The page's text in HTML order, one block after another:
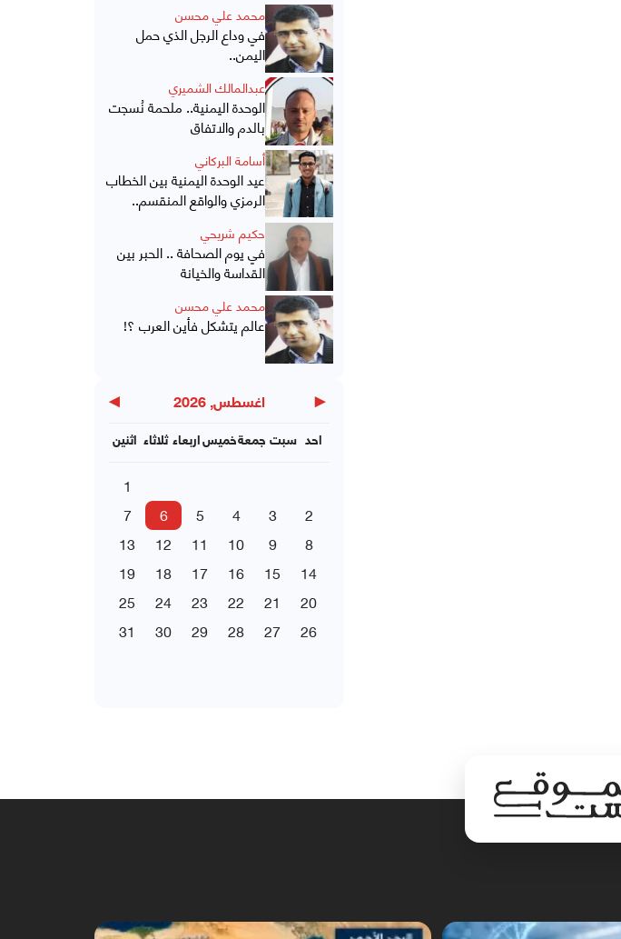
محمد علي محسن
في وداع الرجل الذي حمل
اليمن..
عبدالمالك الشميري
الوحدة اليمنية.. ملحمة نُسجت
بالدم والاتفاق
أسامة البركاني
عيد الوحدة اليمنية بين الخطاب
الرمزي والواقع المنقسم..
حكيم شريحي
في يوم الصحافة .. الحبر بين
القداسة والخيانة
محمد علي محسن
عالم يتشكل فأين العرب ؟!
◀ اغسطس, 2026 ▶
اثنين ثلاثاء اربعاءخميسجمعة سبت احد
1
2
3
4
5
6
7
8
9
10
11
12
13
14
15
16
17
18
19
20
21
22
23
24
25
26
27
28
29
30
31